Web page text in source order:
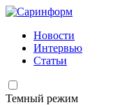
Новости
Интервью
Статьи
Темный режим